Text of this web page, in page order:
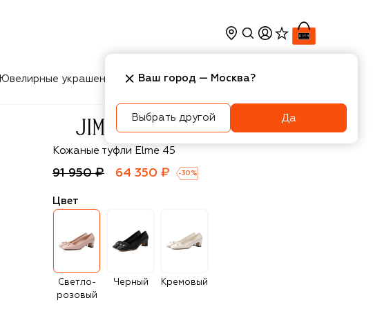
Ювелирные украшения Косметика Интерьер
Jimmy Choo
Кожаные туфли Elme 45
91 950 ₽ 64 350 ₽ -30 %
Цвет
Светло-
розовый
Черный Кремовый
Ваш город — Москва?
Выбрать другой Да